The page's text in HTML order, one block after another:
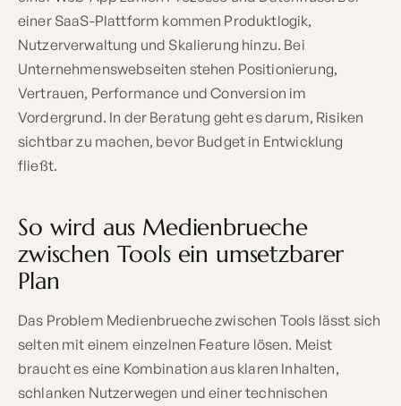
einer SaaS-Plattform kommen Produktlogik,
Nutzerverwaltung und Skalierung hinzu. Bei
Unternehmenswebseiten stehen Positionierung,
Vertrauen, Performance und Conversion im
Vordergrund. In der Beratung geht es darum, Risiken
sichtbar zu machen, bevor Budget in Entwicklung
fließt.
So wird aus Medienbrueche
zwischen Tools ein umsetzbarer
Plan
Das Problem Medienbrueche zwischen Tools lässt sich
selten mit einem einzelnen Feature lösen. Meist
braucht es eine Kombination aus klaren Inhalten,
schlanken Nutzerwegen und einer technischen